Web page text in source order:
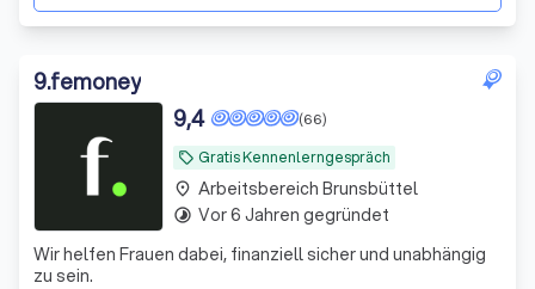
9.femoney
local_offer Gratis Kennenlerngespräch
(66)
9,4
Wir helfen Frauen dabei, finanziell sicher und unabhängig
zu sein.
place Arbeitsbereich Brunsbüttel
timelapse Vor 6 Jahren gegründet